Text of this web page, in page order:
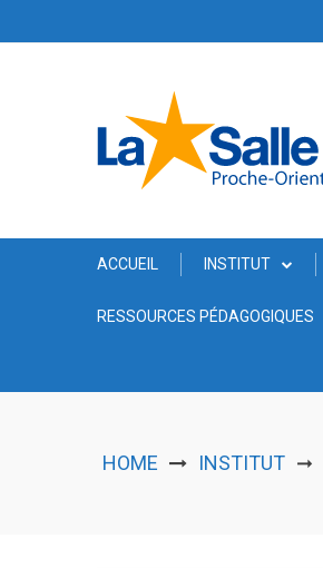
ACCUEIL INSTITUT
RESSOURCES PÉDAGOGIQUES
HOME INSTITUT ➞